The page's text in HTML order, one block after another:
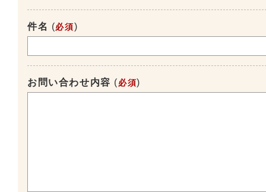
件名 (必須)
お問い合わせ内容 ( 必須)